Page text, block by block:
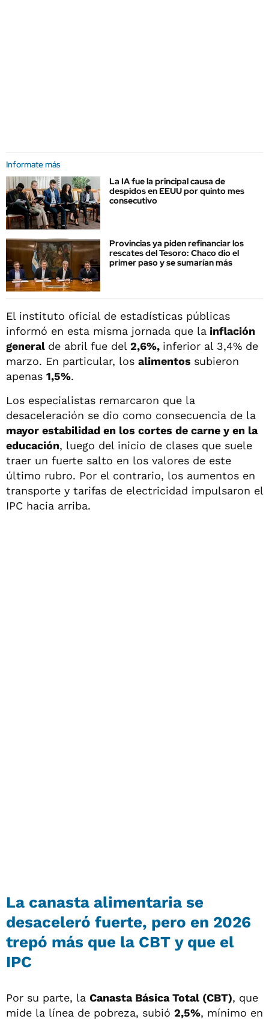
Informate más
La IA fue la principal causa de
despidos en EEUU por quinto mes
consecutivo
Provincias ya piden refinanciar los
rescates del Tesoro: Chaco dio el
primer paso y se sumarían más
El instituto oficial de estadísticas públicas
informó en esta misma jornada que la inflación
general de abril fue del 2,6%, inferior al 3,4% de
marzo. En particular, los alimentos subieron
apenas 1,5%.
Los especialistas remarcaron que la
desaceleración se dio como consecuencia de la
mayor estabilidad en los cortes de carne y en la
educación, luego del inicio de clases que suele
traer un fuerte salto en los valores de este
último rubro. Por el contrario, los aumentos en
transporte y tarifas de electricidad impulsaron el
IPC hacia arriba.
La canasta alimentaria se
desaceleró fuerte, pero en 2026
trepó más que la CBT y que el
IPC
Por su parte, la Canasta Básica Total (CBT), que
mide la línea de pobreza, subió 2,5%, mínimo en